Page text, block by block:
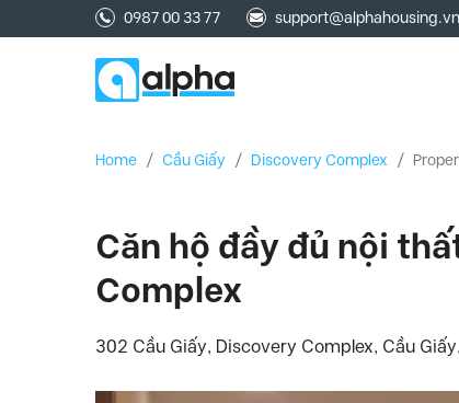
0987 00 33 77 support@alphahousing.vn
Home / Cầu Giấy / Discovery Complex /
Căn hộ đầy đủ nội
Complex
302 Cầu Giấy, Discovery Complex, Cầu